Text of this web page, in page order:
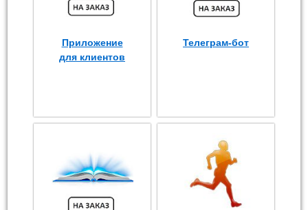
Приложение
для клиентов
Телеграм-бот